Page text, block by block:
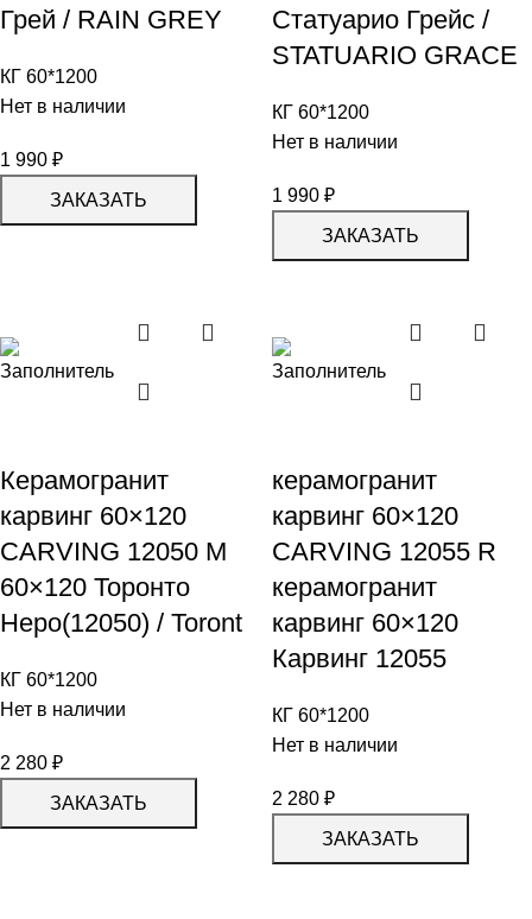
Грей / RAIN GREY
КГ 60*1200
Нет в наличии
1 990 ₽
ЗАКАЗАТЬ
Статуарио Грейс /
STATUARIO GRACE
КГ 60*1200
Нет в наличии
1 990 ₽
ЗАКАЗАТЬ
Керамогранит
карвинг 60×120
CARVING 12050 M
60×120 Торонто
Неро(12050) / Toront
КГ 60*1200
Нет в наличии
2 280 ₽
ЗАКАЗАТЬ
керамогранит
карвинг 60×120
CARVING 12055 R
керамогранит
карвинг 60×120
Карвинг 12055
КГ 60*1200
Нет в наличии
2 280 ₽
ЗАКАЗАТЬ